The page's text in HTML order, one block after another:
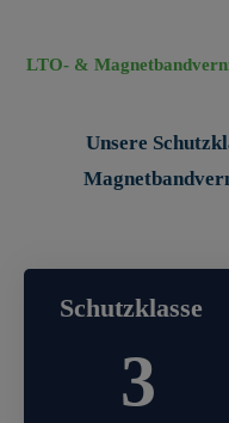
LTO- &
Unsere
Schutzklasse
3